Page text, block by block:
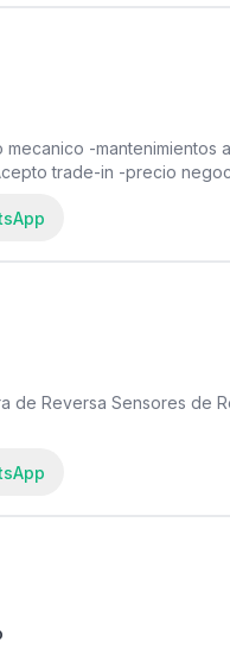
-mantenimientos
trade-in -precio
de Reversa Sensores de